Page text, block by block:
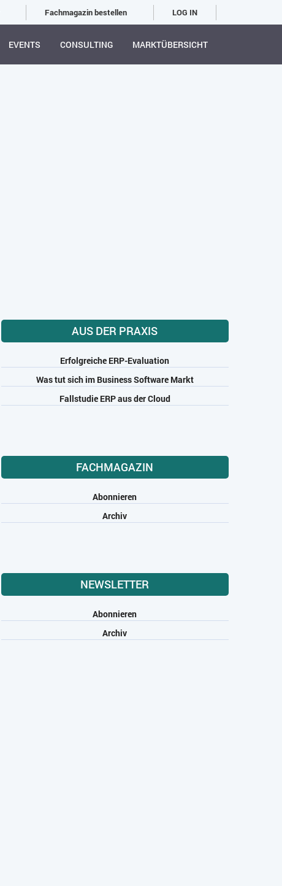
Fachmagazin bestellen LOG IN
EVENTS CONSULTING MARKTÜBERSICHT
AUS DER PRAXIS
Erfolgreiche ERP-Evaluation
Was tut sich im Business Software Markt
Fallstudie ERP aus der Cloud
FACHMAGAZIN
Abonnieren
Archiv
NEWSLETTER
Abonnieren
Archiv